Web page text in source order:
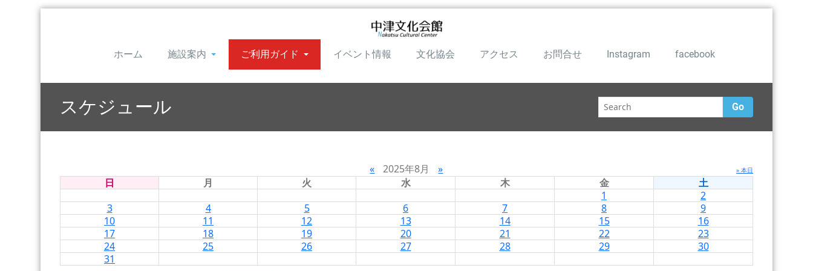
ホーム 施設案内 ご利用ガイド イベント情報 文化協会 アクセス お問合せ Instagram facebook
スケジュール Go
« 2025年8月 » » 本日
日 月 火 水 木 金
土
1
2
3
4 5 6 7 8
9
10
11 12 13 14 15
16
17
18 19 20 21 22
23
24
25 26 27 28 29
30
31